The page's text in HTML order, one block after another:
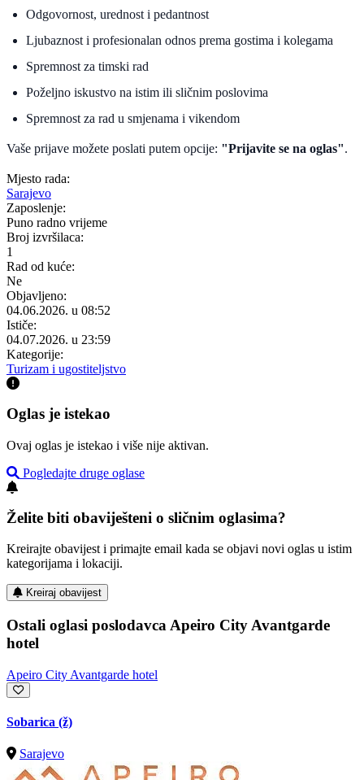
Odgovornost, urednost i pedantnost
Ljubaznost i profesionalan odnos prema gostima i kolegama
Spremnost za timski rad
Poželjno iskustvo na istim ili sličnim poslovima
Spremnost za rad u smjenama i vikendom
Vaše prijave možete poslati putem opcije: "Prijavite se na oglas".
Mjesto rada:
Sarajevo
Zaposlenje:
Puno radno vrijeme
Broj izvršilaca:
1
Rad od kuće:
Ne
Objavljeno:
04.06.2026. u 08:52
Ističe:
04.07.2026. u 23:59
Kategorije:
Turizam i ugostiteljstvo
Oglas je istekao
Ovaj oglas je istekao i više nije aktivan.
Pogledajte druge oglase
Želite biti obaviješteni o sličnim oglasima?
Kreirajte obavijest i primajte email kada se objavi novi oglas u istim
kategorijama i lokaciji.
Kreiraj obavijest
Ostali oglasi poslodavca Apeiro City Avantgarde
hotel
Apeiro City Avantgarde hotel
Sobarica (ž)
Sarajevo